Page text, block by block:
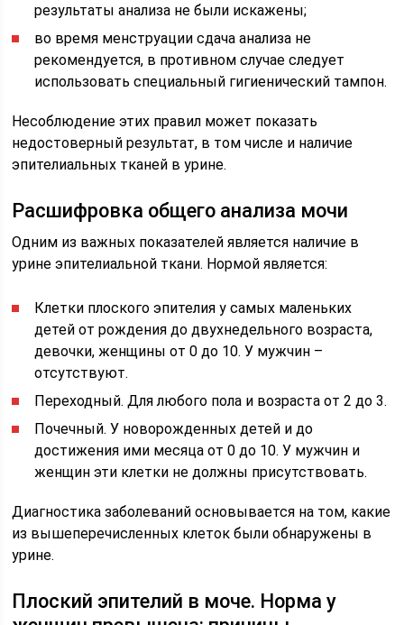
результаты анализа не были искажены;
во время менструации сдача анализа не
рекомендуется, в противном случае следует
использовать специальный гигиенический тампон.
Несоблюдение этих правил может показать
недостоверный результат, в том числе и наличие
эпителиальных тканей в урине.
Расшифровка общего анализа мочи
Одним из важных показателей является наличие в
урине эпителиальной ткани. Нормой является:
Клетки плоского эпителия у самых маленьких
детей от рождения до двухнедельного возраста,
девочки, женщины от 0 до 10. У мужчин –
отсутствуют.
Переходный. Для любого пола и возраста от 2 до 3.
Почечный. У новорожденных детей и до
достижения ими месяца от 0 до 10. У мужчин и
женщин эти клетки не должны присутствовать.
Диагностика заболеваний основывается на том, какие
из вышеперечисленных клеток были обнаружены в
урине.
Плоский эпителий в моче. Норма у